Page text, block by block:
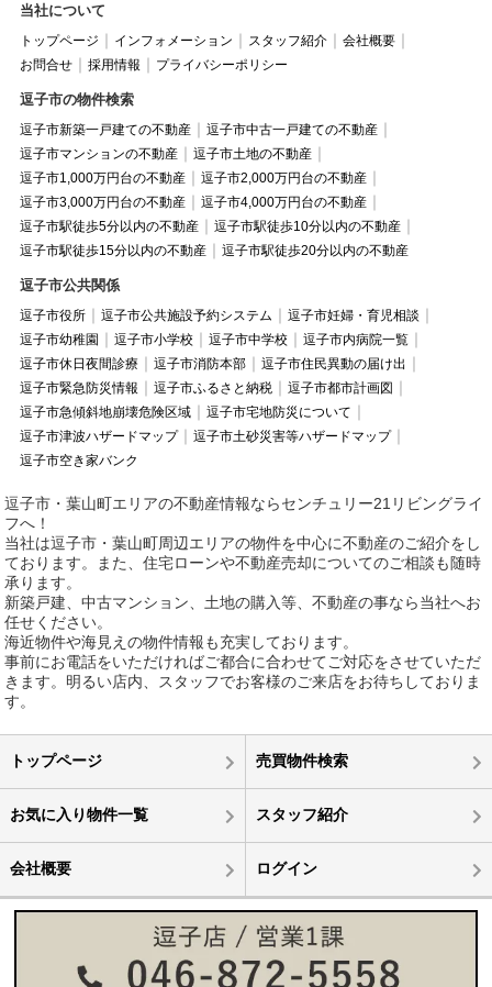
当社について
トップページ インフォメーション スタッフ紹介
会社概要
お問合せ
採用情報 プライバシーポリシー
逗子市の物件検索
逗子市新築一戸建ての不動産
逗子市中古一戸建ての不動産
逗子市マンションの不動産
逗子市土地の不動産
逗子市1,000万円台の不動産
逗子市2,000万円台の不動産
逗子市3,000万円台の不動産
逗子市4,000万円台の不動産
逗子市駅徒歩5分以内の不動産
逗子市駅徒歩10分以内の不動産
逗子市駅徒歩15分以内の不動産
逗子市駅徒歩20分以内の不動産
逗子市公共関係
逗子市役所 逗子市公共施設予約システム
逗子市妊婦・育児相談
逗子市幼稚園
逗子市小学校 逗子市中学校
逗子市内病院一覧
逗子市休日夜間診療
逗子市消防本部
逗子市住民異動の届け出
逗子市緊急防災情報
逗子市ふるさと納税
逗子市都市計画図
逗子市急傾斜地崩壊危険区域
逗子市宅地防災について
逗子市津波ハザードマップ
逗子市土砂災害等ハザードマップ
逗子市空き家バンク
逗子市・葉山町エリアの不動産情報ならセンチュリー21リビングライ
フへ！
当社は逗子市・葉山町周辺エリアの物件を中心に不動産のご紹介をし
ております。また、住宅ローンや不動産売却についてのご相談も随時
承ります。
新築戸建、中古マンション、土地の購入等、不動産の事なら当社へお
任せください。
海近物件や海見えの物件情報も充実しております。
事前にお電話をいただければご都合に合わせてご対応をさせていただ
きます。明るい店内、スタッフでお客様のご来店をお待ちしておりま
す。
トップページ 売買物件検索
お気に入り物件一覧 スタッフ紹介
会社概要 ログイン